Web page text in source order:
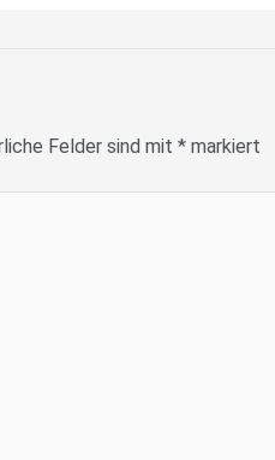
Felder sind mit * markiert